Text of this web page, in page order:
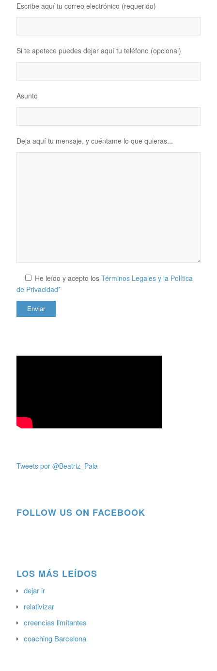
Escribe aquí tu correo electrónico (requerido)
Si te apetece puedes dejar aquí tu teléfono (opcional)
Asunto
Deja aquí tu mensaje, y cuéntame lo que quieras...
He leído y acepto los Términos Legales y la Política
de Privacidad*
Tweets por @Beatriz_Pala
FOLLOW US ON FACEBOOK
LOS MÁS LEÍDOS
dejar ir
relativizar
creencias limitantes
coaching Barcelona